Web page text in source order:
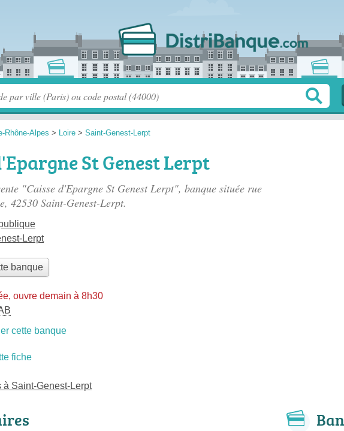
Rhône-Alpes > Loire > Saint-Genest-Lerpt
St Genest Lerpt
"Caisse d'Epargne St Genest Lerpt", banque située rue
, 42530 Saint-Genest-Lerpt.
Lerpt
banque
ouvre demain à 8h30
cette banque
fiche
à Saint-Genest-Lerpt